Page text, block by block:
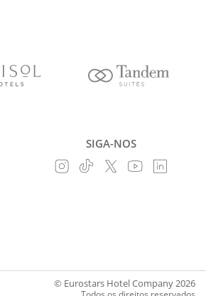
SIGA-NOS
© Eurostars Hotel Company 2026